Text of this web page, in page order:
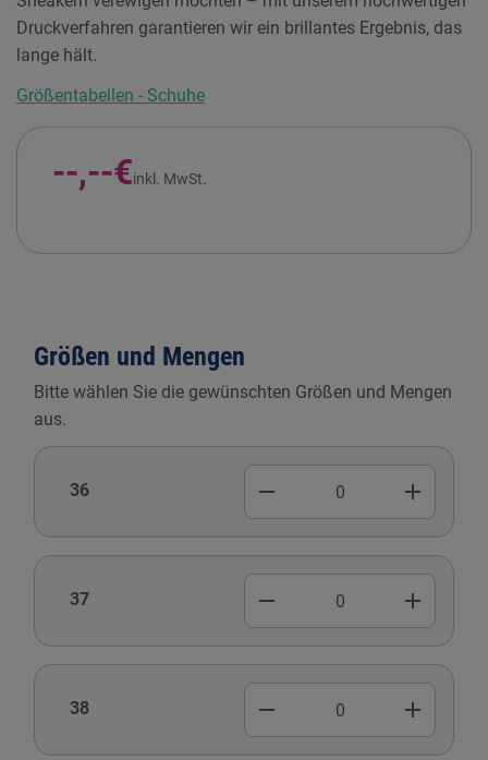
Druckverfahren garantieren wir ein brillantes Ergebnis, das
lange hält.
Größentabellen - Schuhe
--,--€inkl. MwSt.
Größen und Mengen
Bitte wählen Sie die gewünschten Größen und Mengen
aus.
36 remove add
37 remove add
38 remove add